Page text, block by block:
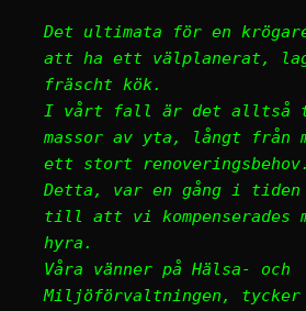
Det ultimata för en
att ha ett välplanerat,
fräscht kök.
I vårt fall är det alltså
massor av yta, långt från
ett stort renoveringsbehov.
Detta, var en gång i tiden
till att vi kompenserades
hyra.
Våra vänner på Hälsa- och
Miljöförvaltningen,